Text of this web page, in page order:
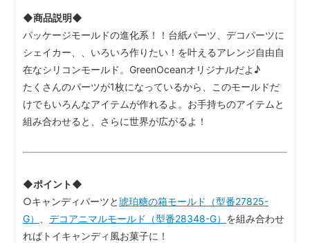
◆商品説明◆
パッケージモールドの進化系！！台紙パーツ、デコパーツに
シェイカー、、いろいろ作りたい！を叶えるアレンジ自由自
在なシリコンモールド。GreenOceanオリジナルだよ♪
たくさんのパーツが1枚になっているから、このモールドだ
けでもいろんなアイテムが作れるよ。お手持ちのアイテムと
組み合わせると、さらに世界が広がるよ！
◆ポイント◆
○キャンディパーツと琥珀糖の箱モールド（型番27825-
G）
デコアニマルモールド（型番28348-G） を組み合わせ
ればトイキャンディ風お菓子に！